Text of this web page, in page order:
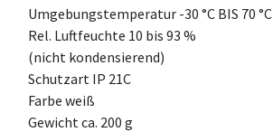
Umgebungstemperatur -30 °C BIS 70 °C
Rel. Luftfeuchte 10 bis 93 %
(nicht kondensierend)
Schutzart IP 21C
Farbe weiß
Gewicht ca. 200 g